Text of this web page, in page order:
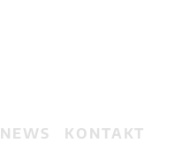
NEWS KONTAKT